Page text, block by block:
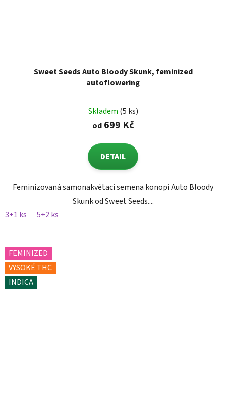
Sweet Seeds Auto Bloody Skunk, feminized
autoflowering
Skladem (5 ks)
od699 Kč
DETAIL
Feminizovaná samonakvétací semena konopí Auto Bloody
Skunk od Sweet Seeds....
3+1 ks
5+2 ks
FEMINIZED
VYSOKÉ THC
INDICA